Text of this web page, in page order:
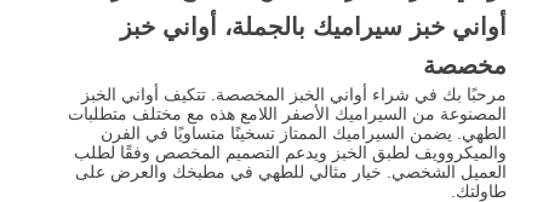
أواني خبز سيراميك بالجملة، أواني خبز
مخصصة
مرحبًا بك في شراء أواني الخبز المخصصة. تتكيف أواني الخبز
المصنوعة من السيراميك الأصفر اللامع هذه مع مختلف متطلبات
الطهي. يضمن السيراميك الممتاز تسخينًا متساويًا في الفرن
والميكروويف لطبق الخبز ويدعم التصميم المخصص وفقًا لطلب
العميل الشخصي. خيار مثالي للطهي في مطبخك والعرض على
طاولتك.